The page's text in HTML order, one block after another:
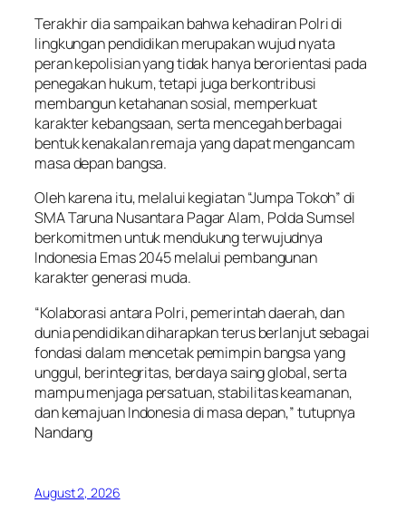
Terakhir dia sampaikan bahwa kehadiran Polri di
lingkungan pendidikan merupakan wujud nyata
peran kepolisian yang tidak hanya berorientasi pada
penegakan hukum, tetapi juga berkontribusi
membangun ketahanan sosial, memperkuat
karakter kebangsaan, serta mencegah berbagai
bentuk kenakalan remaja yang dapat mengancam
masa depan bangsa.
Oleh karena itu, melalui kegiatan “Jumpa Tokoh” di
SMA Taruna Nusantara Pagar Alam, Polda Sumsel
berkomitmen untuk mendukung terwujudnya
Indonesia Emas 2045 melalui pembangunan
karakter generasi muda.
“Kolaborasi antara Polri, pemerintah daerah, dan
dunia pendidikan diharapkan terus berlanjut sebagai
fondasi dalam mencetak pemimpin bangsa yang
unggul, berintegritas, berdaya saing global, serta
mampu menjaga persatuan, stabilitas keamanan,
dan kemajuan Indonesia di masa depan,” tutupnya
Nandang
August 2, 2026